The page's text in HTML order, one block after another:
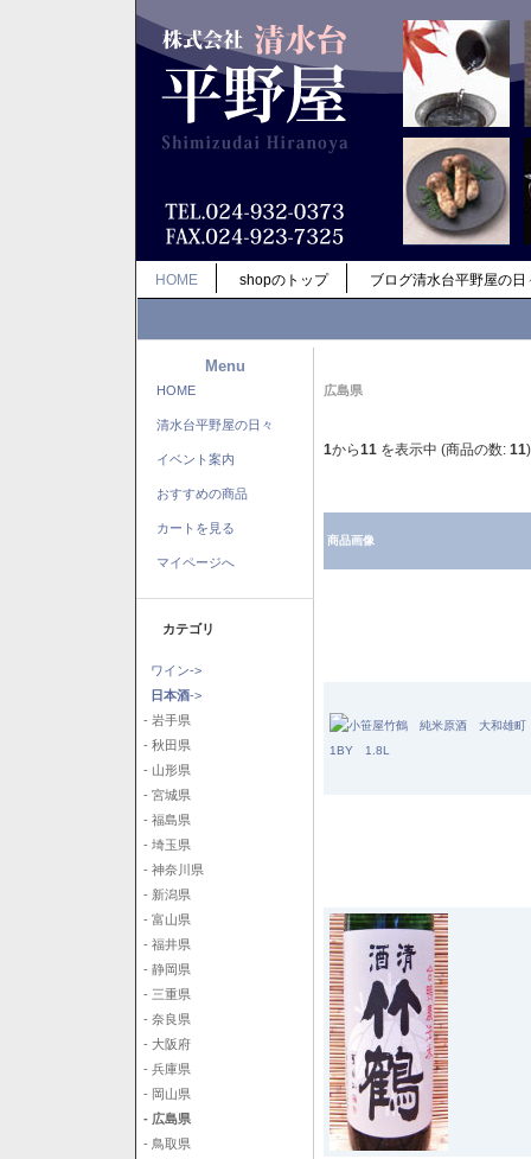
HOME shopのトップ ブログ清水台平野屋の日
Menu
HOME
清水台平野屋の日々
イベント案内
おすすめの商品
カートを見る
マイページへ
カテゴリ
ワイン->
日本酒->
- 岩手県
- 秋田県
- 山形県
- 宮城県
- 福島県
- 埼玉県
- 神奈川県
- 新潟県
- 富山県
- 福井県
- 静岡県
- 三重県
- 奈良県
- 大阪府
- 兵庫県
- 岡山県
- 広島県
- 鳥取県
広島県
1から11 を表示中 (商品の数: 11)
商品画像